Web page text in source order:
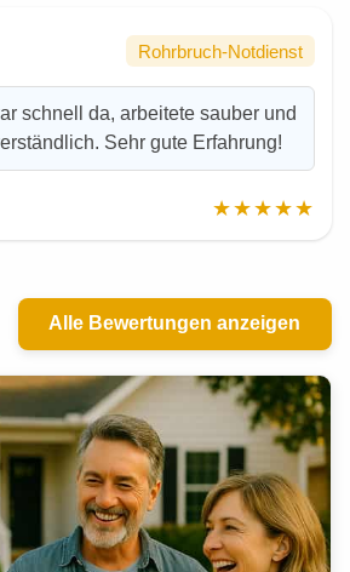
Rohrbruch-Notdienst
schnell da, arbeitete sauber und
Sehr gute Erfahrung!
★★★★★
Alle Bewertungen anzeigen